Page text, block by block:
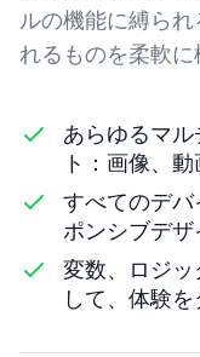
ルの機能に縛ら
れるものを柔軟に
あらゆるマ
ト：画像、
すべてのデ
ポンシブデ
変数、ロジ
して、体験